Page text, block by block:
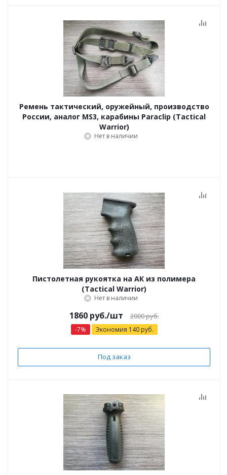
Ремень тактический, оружейный, производство
России, аналог MS3, карабины Paraclip (Tactical
Warrior)
Нет в наличии
Пистолетная рукоятка на АК из полимера
(Tactical Warrior)
Нет в наличии
1860 руб./шт 2000 руб.
-7% Экономия 140руб.
Под заказ